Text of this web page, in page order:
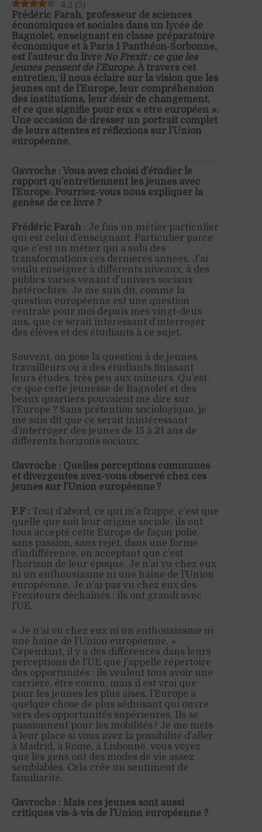
4.2 (5)
Frédéric Farah, professeur de sciences
économiques et sociales dans un lycée de
Bagnolet, enseignant en classe préparatoire
économique et à Paris 1 Panthéon-Sorbonne,
est l’auteur du livre No Frexit : ce que les
jeunes pensent de l’Europe. À travers cet
entretien, il nous éclaire sur la vision que les
jeunes ont de l’Europe, leur compréhension
des institutions, leur désir de changement,
et ce que signifie pour eux « être européen ».
Une occasion de dresser un portrait complet
de leurs attentes et réflexions sur l’Union
européenne.
Gavroche : Vous avez choisi d’étudier le
rapport qu’entretiennent les jeunes avec
l’Europe. Pourriez-vous nous expliquer la
genèse de ce livre ?
Frédéric Farah : Je fais un métier particulier
qui est celui d’enseignant. Particulier parce
que c’est un métier qui a subi des
transformations ces dernières années. J’ai
voulu enseigner à différents niveaux, à des
publics variés venant d’univers sociaux
hétéroclites. Je me suis dit, comme la
question européenne est une question
centrale pour moi depuis mes vingt-deux
ans, que ce serait intéressant d’interroger
des élèves et des étudiants à ce sujet.
Souvent, on pose la question à de jeunes
travailleurs ou à des étudiants finissant
leurs études, très peu aux mineurs. Qu’est-
ce que cette jeunesse de Bagnolet et des
beaux quartiers pouvaient me dire sur
l’Europe ? Sans prétention sociologique, je
me suis dit que ce serait inintéressant
d’interroger des jeunes de 15 à 21 ans de
différents horizons sociaux.
Gavroche : Quelles perceptions communes
et divergentes avez-vous observé chez ces
jeunes sur l’Union européenne ?
F.F : Tout d’abord, ce qui m’a frappé, c’est que
quelle que soit leur origine sociale, ils ont
tous accepté cette Europe de façon polie,
sans passion, sans rejet, dans une forme
d’indifférence, en acceptant que c’est
l’horizon de leur époque. Je n’ai vu chez eux
ni un enthousiasme ni une haine de l’Union
européenne. Je n’ai pas vu chez eux des
Frexiteurs déchaînés : ils ont grandi avec
l’UE.
« Je n’ai vu chez eux ni un enthousiasme ni
une haine de l’Union européenne. »
Cependant, il y a des différences dans leurs
perceptions de l’UE que j’appelle répertoire
des opportunités : ils veulent tous avoir une
carrière, être connu, mais il est vrai que
pour les jeunes les plus aisés, l’Europe a
quelque chose de plus séduisant qui ouvre
vers des opportunités supérieures. Ils se
passionnent pour les mobilités ! Je me mets
à leur place si vous avez la possibilité d’aller
à Madrid, à Rome, à Lisbonne, vous voyez
que les gens ont des modes de vie assez
semblables. Cela crée un sentiment de
familiarité.
Gavroche : Mais ces jeunes sont aussi
critiques vis-à-vis de l’Union européenne ?